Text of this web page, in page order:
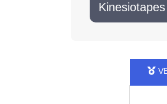
Kinesiotapes